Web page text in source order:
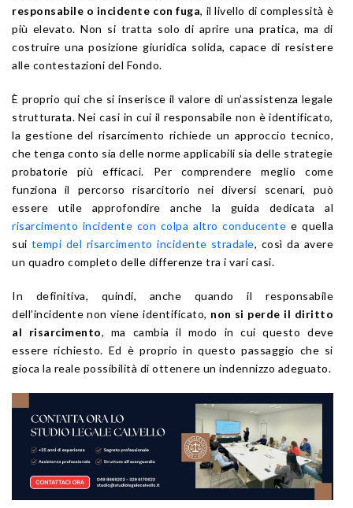
responsabile o incidente con fuga, il livello di complessità è
più elevato. Non si tratta solo di aprire una pratica, ma di
costruire una posizione giuridica solida, capace di resistere
alle contestazioni del Fondo.
È proprio qui che si inserisce il valore di un’assistenza legale
strutturata. Nei casi in cui il responsabile non è identificato,
la gestione del risarcimento richiede un approccio tecnico,
che tenga conto sia delle norme applicabili sia delle strategie
probatorie più efficaci. Per comprendere meglio come
funziona il percorso risarcitorio nei diversi scenari, può
essere utile approfondire anche la guida dedicata al
risarcimento incidente con colpa altro conducente e quella
sui tempi del risarcimento incidente stradale, così da avere
un quadro completo delle differenze tra i vari casi.
In definitiva, quindi, anche quando il responsabile
dell’incidente non viene identificato, non si perde il diritto
al risarcimento, ma cambia il modo in cui questo deve
essere richiesto. Ed è proprio in questo passaggio che si
gioca la reale possibilità di ottenere un indennizzo adeguato.